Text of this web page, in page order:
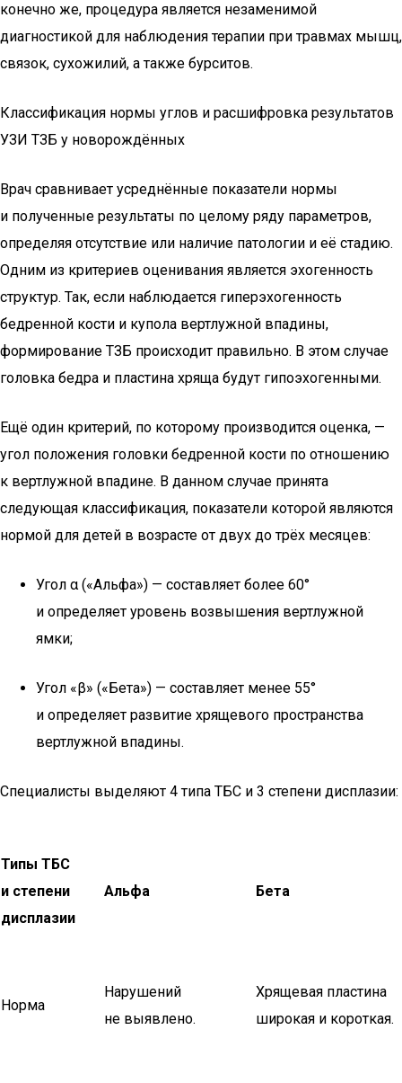
конечно же, процедура является незаменимой
диагностикой для наблюдения терапии при травмах мышц,
связок, сухожилий, а также бурситов.
Классификация нормы углов и расшифровка результатов
УЗИ ТЗБ у новорождённых
Врач сравнивает усреднённые показатели нормы
и полученные результаты по целому ряду параметров,
определяя отсутствие или наличие патологии и её стадию.
Одним из критериев оценивания является эхогенность
структур. Так, если наблюдается гиперэхогенность
бедренной кости и купола вертлужной впадины,
формирование ТЗБ происходит правильно. В этом случае
головка бедра и пластина хряща будут гипоэхогенными.
Ещё один критерий, по которому производится оценка, —
угол положения головки бедренной кости по отношению
к вертлужной впадине. В данном случае принята
следующая классификация, показатели которой являются
нормой для детей в возрасте от двух до трёх месяцев:
Угол α («Альфа») — составляет более 60°
и определяет уровень возвышения вертлужной
ямки;
Угол «β» («Бета») — составляет менее 55°
и определяет развитие хрящевого пространства
вертлужной впадины.
Специалисты выделяют 4 типа ТБС и 3 степени дисплазии:
Типы ТБС
и степени
дисплазии
Альфа Бета
Норма
Нарушений
не выявлено.
Хрящевая пластина
широкая и короткая.